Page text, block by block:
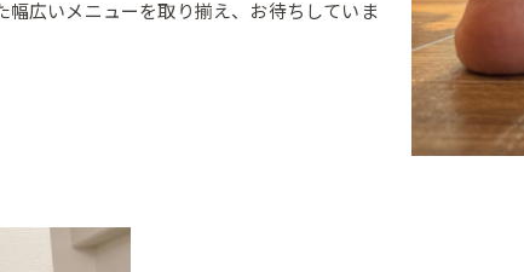
広いメニューを取り揃え、お待ちしていま